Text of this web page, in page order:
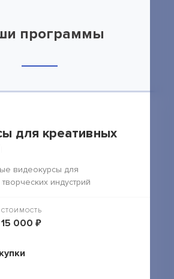
программы
для креативных
видеокурсы для
индустрий
СТОИМОСТЬ
15 000 ₽